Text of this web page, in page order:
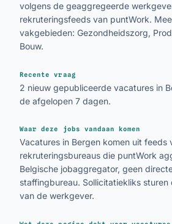
volgens de geaggregeerde
rekruteringsfeeds van puntWork.
vakgebieden: Gezondheidszorg,
Bouw.
Recente vraag
2 nieuw gepubliceerde vacatures in
de afgelopen 7 dagen.
Waar deze jobs vandaan komen
Vacatures in Bergen komen uit feeds
rekruteringsbureaus die puntWork
Belgische jobaggregator, geen
staffingbureau. Sollicitatiekliks sturen
van de werkgever.